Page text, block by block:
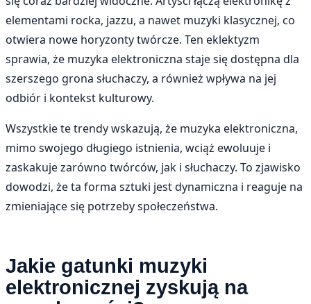
elementami rocka, jazzu, a nawet muzyki klasycznej, co
otwiera nowe horyzonty twórcze. Ten eklektyzm
sprawia, że muzyka elektroniczna staje się dostępna dla
szerszego grona słuchaczy, a również wpływa na jej
odbiór i kontekst kulturowy.
Wszystkie te trendy wskazują, że muzyka elektroniczna,
mimo swojego długiego istnienia, wciąż ewoluuje i
zaskakuje zarówno twórców, jak i słuchaczy. To zjawisko
dowodzi, że ta forma sztuki jest dynamiczna i reaguje na
zmieniające się potrzeby społeczeństwa.
Jakie gatunki muzyki
elektronicznej zyskują na